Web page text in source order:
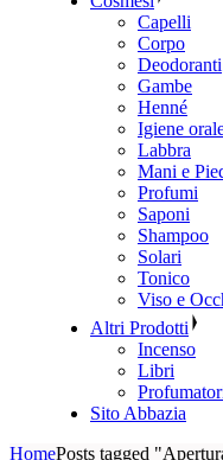
Capelli
Corpo
Deodoranti
Gambe
Henné
Igiene
Labbra
Mani e
Profumi
Saponi
Shampoo
Solari
Tonico
Viso e
Altri Prodotti
Incenso
Libri
Sito Abbazia
HomePosts tagged